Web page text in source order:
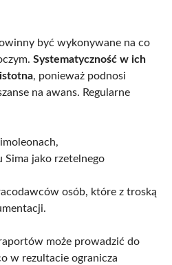
być wykonywane na co
Systematyczność w ich
, ponieważ podnosi
na awans. Regularne
jako rzetelnego
osób, które z troską
może prowadzić do
w rezultacie ogranicza